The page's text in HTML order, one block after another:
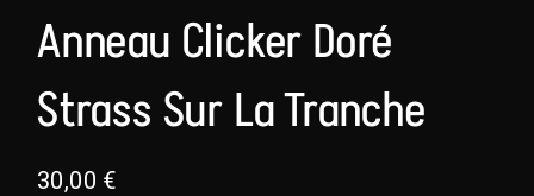
Anneau Clicker Doré
Strass Sur La Tranche
30,00 €